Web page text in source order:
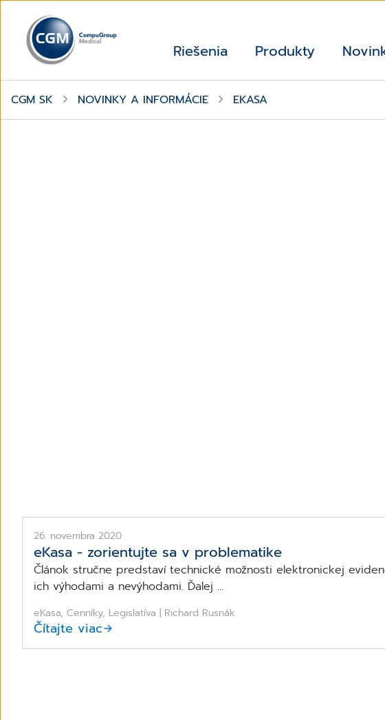
Riešenia Produkty
CGM SK NOVINKY A INFORMÁCIE EKASA
26. novembra 2020
eKasa - zorientujte sa v problematike
Článok stručne predstaví technické možnosti elektronickej
ich výhodami a nevýhodami. Ďalej ...
eKasa, Cenníky, Legislatíva | Richard Rusnák
Čítajte viac